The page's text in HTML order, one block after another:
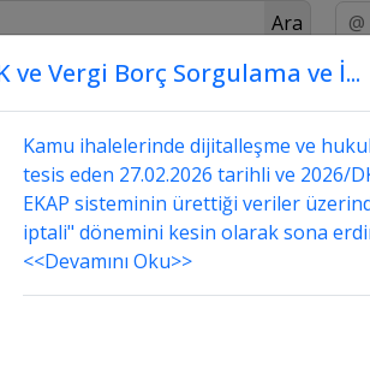
Ara
Üstada Sor Danışmanlık
Faydalanma
Faydalanma Şartları…
ve Vergi Borç Sorgulama ve İ...
Kamu ihalelerinde dijitalleşme ve
tesis eden 27.02.2026 tarihli ve 2026/
EKAP sisteminin ürettiği veriler
iptali" dönemini kesin olarak sona
<<Devamını Oku>>